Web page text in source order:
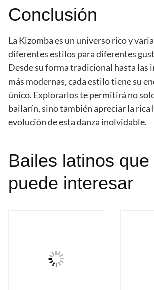
Conclusión
La Kizomba es un universo rico y
diferentes estilos para diferentes
Desde su forma tradicional hasta las
más modernas, cada estilo tiene su
único. Explorarlos te permitirá no
bailarín, sino también apreciar la rica
evolución de esta danza inolvidable.
Bailes latinos que
puede interesar